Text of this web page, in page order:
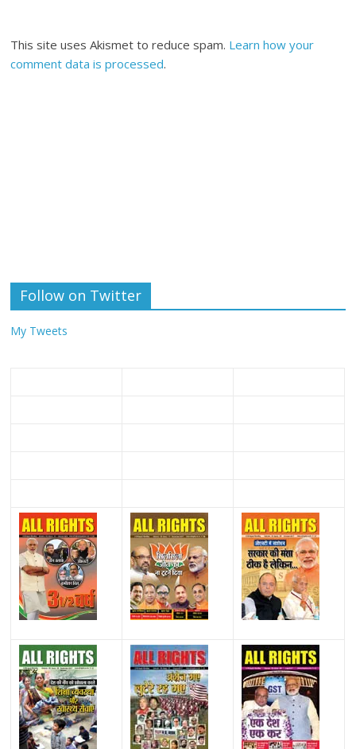
This site uses Akismet to reduce spam. Learn how your
comment data is processed.
Follow on Twitter
My Tweets